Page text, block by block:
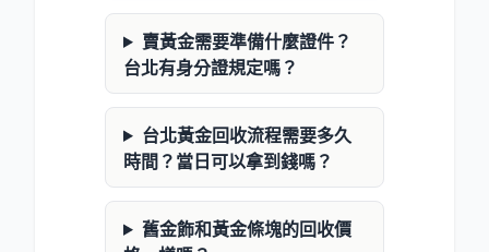
賣黃金需要準備什麼證件？
台北有身分證規定嗎？
台北黃金回收流程需要多久
時間？當日可以拿到錢嗎？
舊金飾和黃金條塊的回收價